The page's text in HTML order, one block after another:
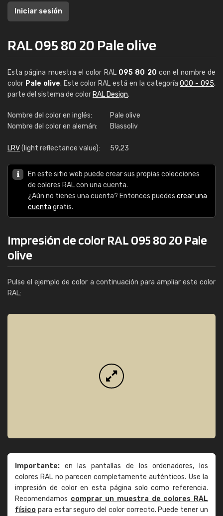
Iniciar sesión
RAL 095 80 20 Pale olive
Esta página muestra el color RAL 095 80 20 con el nombre de
color Pale olive. Este color RAL está en la categoría000 - 095,
parte del sistema de color RAL Design.
Nombre del color en inglés:
Pale olive
Nombre del color en alemán:
Blassoliv
LRV(light reflectance value): 59,23
En este sitio web puede crear sus propias colecciones
de colores RAL con una cuenta.
¿Aún no tienes una cuenta? Entonces puedes crear una
cuenta gratis.
Impresión de color RAL 095 80 20 Pale
olive
Pulse el ejemplo de color a continuación para ampliar este color
RAL:
Importante: en las pantallas de los ordenadores, los
colores RAL no parecen completamente auténticos. Use la
impresión de color en esta página solo como referencia.
Recomendamos comprar un muestra de colores RAL
físico para estar seguro del color correcto. Puede tener un